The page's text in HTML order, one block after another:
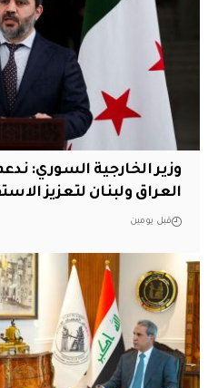
وزير الخارجية السوري:
العراق ولبنان لتعزيز
قبل يومين